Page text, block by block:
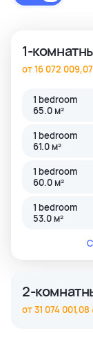
застройки как
1-
от 16 072
1 bedroom
65.0 м²
1 bedroom
61.0 м²
1 bedroom
60.0 м²
1 bedroom
53.0 м²
2-
от 31 074 001,08